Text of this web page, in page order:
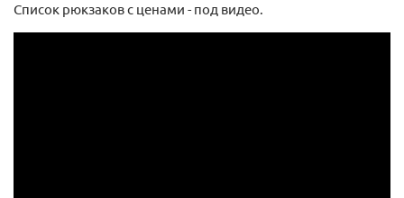
Список рюкзаков с ценами - под видео.